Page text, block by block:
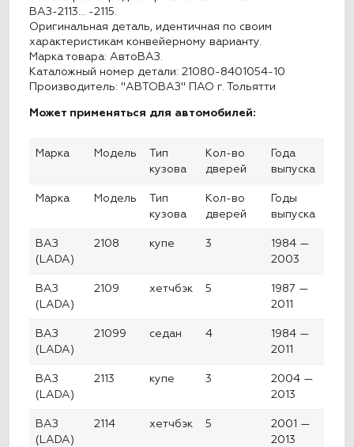
ВАЗ-2113… -2115.
Оригинальная деталь, идентичная по своим
характеристикам конвейерному варианту.
Марка товара: АвтоВАЗ.
Каталожный номер детали: 21080-8401054-10
Производитель: "АВТОВАЗ" ПАО г. Тольятти
Может применяться для автомобилей:
Марка Модель
Тип
кузова
Кол-во
дверей
Года
выпуска
Марка Модель
Тип
кузова
Кол-во
дверей
Годы
выпуска
ВАЗ
(LADA)
2108 купе 3
1984 —
2003
ВАЗ
(LADA)
2109 хетчбэк 5
1987 —
2011
ВАЗ
(LADA)
21099 седан 4
1984 —
2011
ВАЗ
(LADA)
2113 купе 3
2004 —
2013
ВАЗ
(LADA)
2114 хетчбэк 5
2001 —
2013